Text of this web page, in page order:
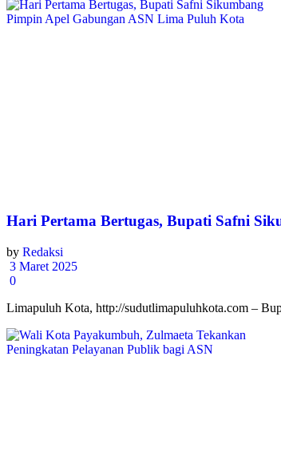
Hari Pertama Bertugas, Bupati Safni
by Redaksi
3 Maret 2025
0
Limapuluh Kota, http://sudutlimapuluhkota.com –